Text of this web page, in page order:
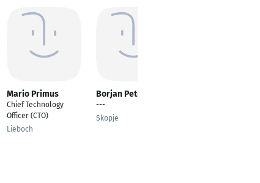
Mario Primus
Chief Technology
Officer (CTO)
Lieboch
Borjan Petrovski
---
Skopje